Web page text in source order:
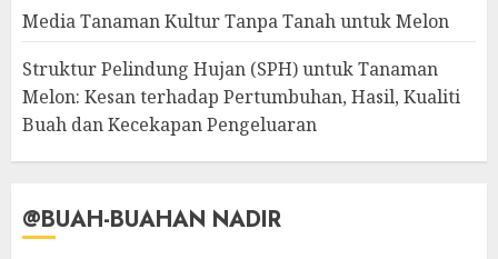
Media Tanaman Kultur Tanpa Tanah untuk Melon
Struktur Pelindung Hujan (SPH) untuk Tanaman
Melon: Kesan terhadap Pertumbuhan, Hasil, Kualiti
Buah dan Kecekapan Pengeluaran
@BUAH-BUAHAN NADIR